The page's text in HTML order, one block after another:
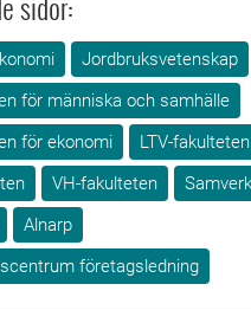
Jordbruksvetenskap
för människa och samhälle
för ekonomi
LTV-fakulteten
VH-fakulteten
Alnarp
företagsledning